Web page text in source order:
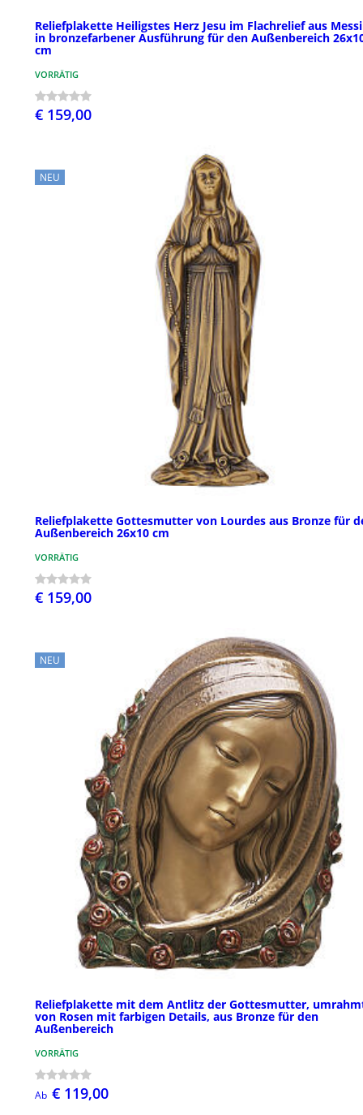
Reliefplakette Heiligstes Herz Jesu im Flachrelief aus
in bronzefarbener Ausführung für den Außenbereich
cm
VORRÄTIG
€ 159,00
NEU
Reliefplakette Gottesmutter von Lourdes aus Bronze für
Außenbereich 26x10 cm
VORRÄTIG
€ 159,00
NEU
Reliefplakette mit dem Antlitz der Gottesmutter,
von Rosen mit farbigen Details, aus Bronze für den
Außenbereich
VORRÄTIG
Ab € 119,00